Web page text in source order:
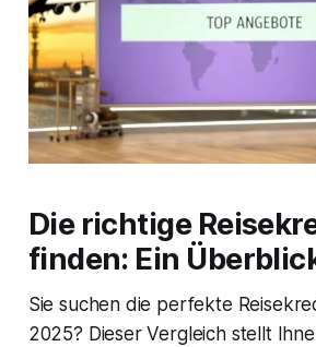
Die richtige
finden: Ein
Sie suchen die perfekte
2025? Dieser Vergleich stellt